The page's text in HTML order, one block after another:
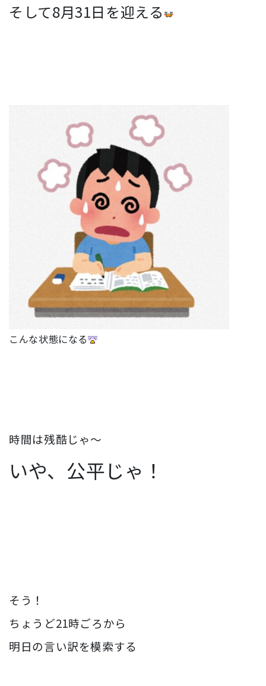
そして8月31日を迎える
こんな状態になる
時間は残酷じゃ〜
いや、公平じゃ！
そう！
ちょうど21時ごろから
明日の言い訳を模索する